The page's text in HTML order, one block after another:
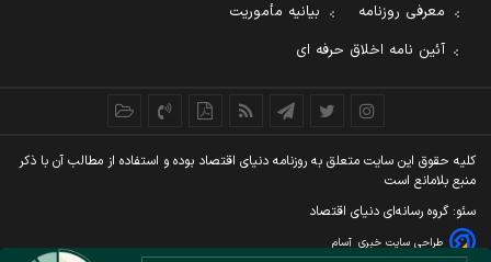
معرفی روزنامه
بیانیه مأموریت
آئین نامه اخلاق حرفه ای
کليه حقوق اين سايت متعلق به روزنامه دنيای اقتصاد بوده و استفاده از مطالب آن با ذکر
منبع بلامانع است
سئو: گروه رسانه‌ای دنیای اقتصاد
طراحی سایت خبری آسام